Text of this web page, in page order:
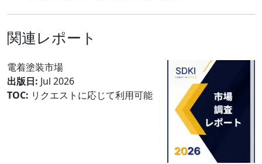
関連レポート
電着塗装市場
出版日: Jul 2026
TOC: リクエストに応じて利用可能